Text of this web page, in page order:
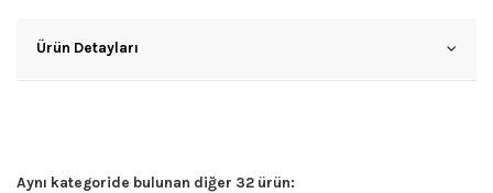
Ürün Detayları
Aynı kategoride bulunan diğer 32 ürün: